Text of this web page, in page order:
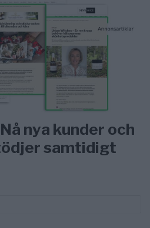
nya kunder och
samtidigt